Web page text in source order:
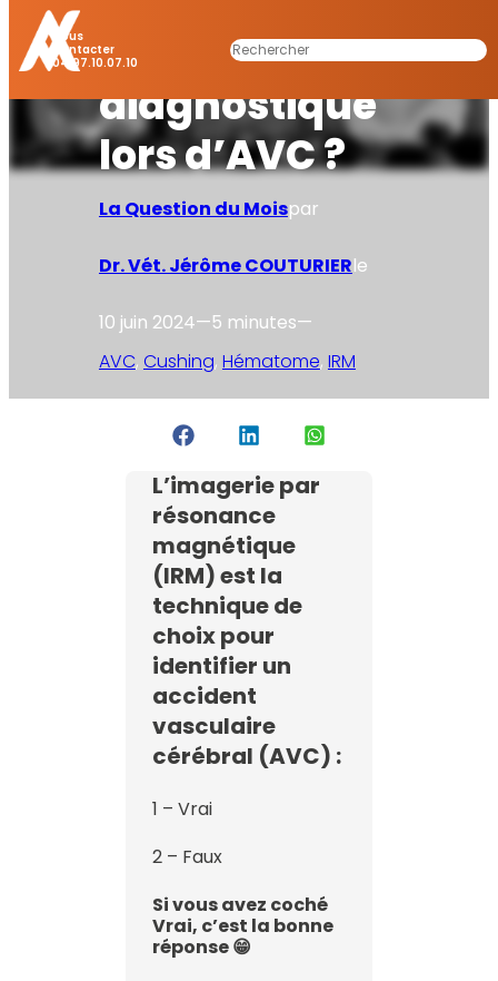
Nous
Contacter
04.97.10.07.10
Rechercher
démarche
diagnostique
lors d’AVC ?
La Question du Moispar
Dr. Vét. Jérôme COUTURIERle
10 juin 2024—5 minutes—
AVC, Cushing, Hématome, IRM
L’imagerie par
résonance
magnétique
(IRM) est la
technique de
choix pour
identifier un
accident
vasculaire
cérébral (AVC) :
1 – Vrai
2 – Faux
Si vous avez coché
Vrai, c’est la bonne
réponse 😁